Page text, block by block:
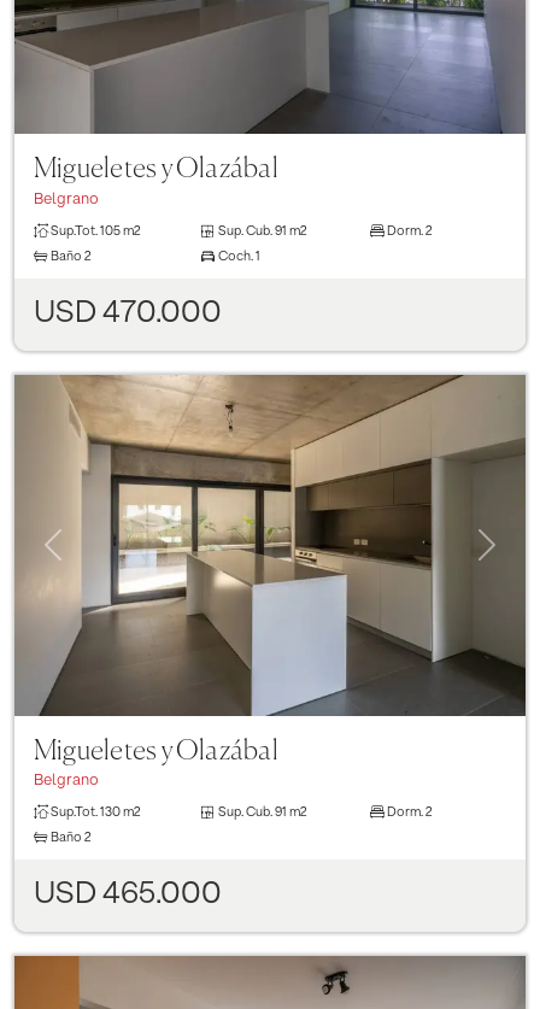
Migueletes y Olazábal
Belgrano
Sup.Tot. 105 m2 Sup. Cub. 91 m2 Dorm. 2
Baño 2 Coch. 1
USD 470.000
Previous
Migueletes y Olazábal
Belgrano
Sup.Tot. 130 m2 Sup. Cub. 91 m2 Dorm. 2
Baño 2
USD 465.000